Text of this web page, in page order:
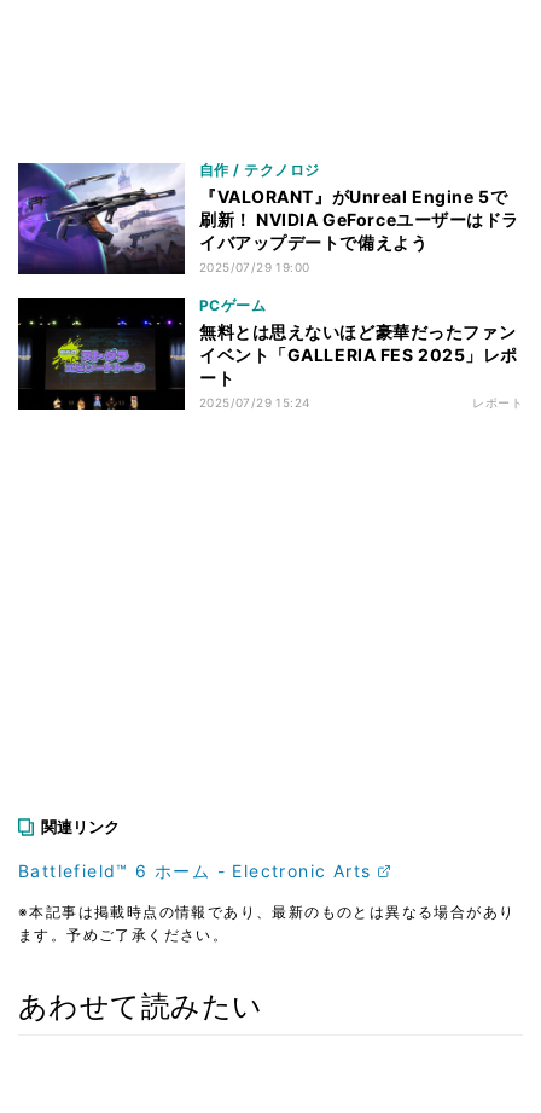
自作 / テクノロジ
『VALORANT』がUnreal Engine 5で
刷新！ NVIDIA GeForceユーザーはドラ
イバアップデートで備えよう
2025/07/29 19:00
PCゲーム
無料とは思えないほど豪華だったファン
イベント「GALLERIA FES 2025」レポ
ート
2025/07/29 15:24 レポート
関連リンク
Battlefield™ 6 ホーム - Electronic Arts
※本記事は掲載時点の情報であり、最新のものとは異なる場合があり
ます。予めご了承ください。
あわせて読みたい